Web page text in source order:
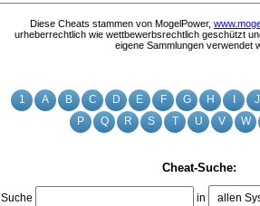
1 A B C D E F G H J
P
Q R S T U V W
Cheat-Suche:
Suche in
Diese Cheats stammen von MogelPower,
urheberrechtlich wie wettbewerbsrechtlich geschützt
eigene Sammlungen verwendet